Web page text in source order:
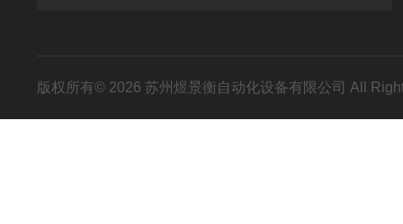
版权所有© 2026 苏州煜景衡自动化设备有限公司 All